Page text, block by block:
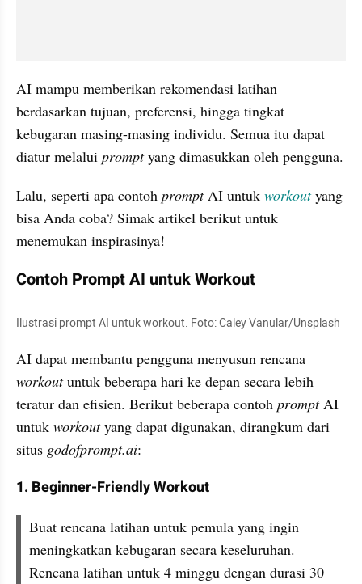
AI mampu memberikan rekomendasi latihan
berdasarkan tujuan, preferensi, hingga tingkat
kebugaran masing-masing individu. Semua itu dapat
diatur melalui prompt yang dimasukkan oleh pengguna.
Lalu, seperti apa contoh prompt AI untuk workout yang
bisa Anda coba? Simak artikel berikut untuk
menemukan inspirasinya!
Contoh Prompt AI untuk Workout
Ilustrasi prompt AI untuk workout. Foto: Caley Vanular/Unsplash
workout untuk beberapa hari ke depan secara lebih
teratur dan efisien. Berikut beberapa contoh prompt AI
untuk workout yang dapat digunakan, dirangkum dari
situs godofprompt.ai:
1. Beginner-Friendly Workout
Buat rencana latihan untuk pemula yang ingin
meningkatkan kebugaran secara keseluruhan.
Rencana latihan untuk 4 minggu dengan durasi 30